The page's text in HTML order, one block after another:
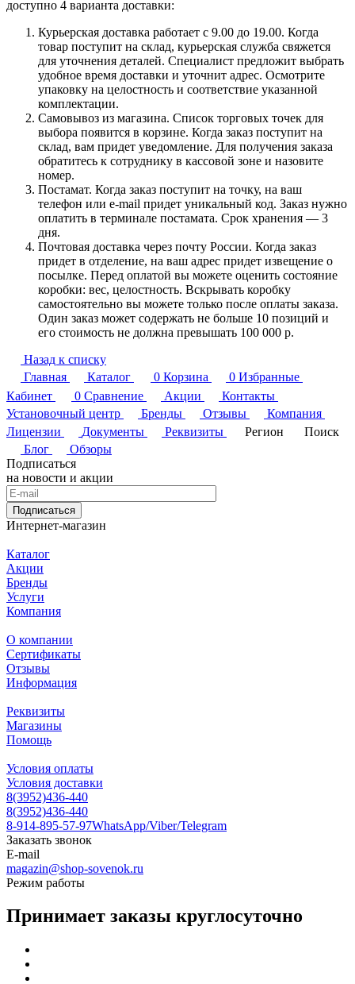
доступно 4 варианта доставки:
Курьерская доставка работает с 9.00 до 19.00. Когда
товар поступит на склад, курьерская служба свяжется
для уточнения деталей. Специалист предложит выбрать
удобное время доставки и уточнит адрес. Осмотрите
упаковку на целостность и соответствие указанной
комплектации.
Самовывоз из магазина. Список торговых точек для
выбора появится в корзине. Когда заказ поступит на
склад, вам придет уведомление. Для получения заказа
обратитесь к сотруднику в кассовой зоне и назовите
номер.
Постамат. Когда заказ поступит на точку, на ваш
телефон или e-mail придет уникальный код. Заказ нужно
оплатить в терминале постамата. Срок хранения — 3
дня.
Почтовая доставка через почту России. Когда заказ
придет в отделение, на ваш адрес придет извещение о
посылке. Перед оплатой вы можете оценить состояние
коробки: вес, целостность. Вскрывать коробку
самостоятельно вы можете только после оплаты заказа.
Один заказ может содержать не больше 10 позиций и
его стоимость не должна превышать 100 000 р.
Назад к списку
Главная
Каталог 0 Корзина 0 Избранные
Кабинет
0 Сравнение Акции
Контакты
Установочный центр
Бренды Отзывы
Компания
Лицензии
Документы Реквизиты Регион
Поиск
Блог
Обзоры
Подписаться
на новости и акции
Подписаться
Интернет-магазин
Каталог
Акции
Бренды
Услуги
Компания
О компании
Сертификаты
Отзывы
Информация
Реквизиты
Магазины
Помощь
Условия оплаты
Условия доставки
8(3952)436-440
8(3952)436-440
8-914-895-57-97WhatsApp/Viber/Telegram
Заказать звонок
E-mail
magazin@shop-sovenok.ru
Режим работы
Принимает заказы круглосуточно